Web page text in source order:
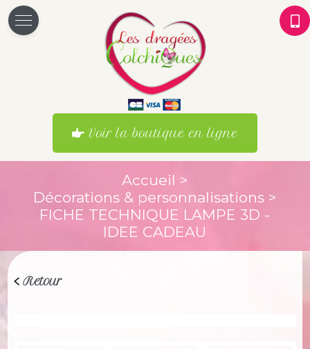
Voir la boutique en ligne
Accueil >
Décorations & personnalisations >
FICHE TECHNIQUE LAMPE 3D -
IDEE CADEAU
Retour